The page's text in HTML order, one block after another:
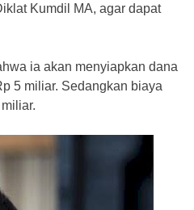
Kumdil MA, agar dapat
ia akan menyiapkan dana
5 miliar. Sedangkan biaya